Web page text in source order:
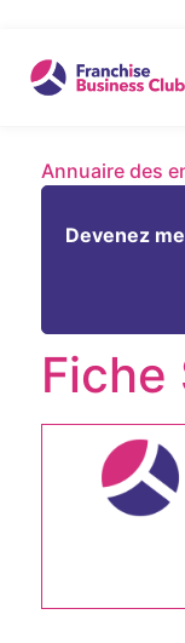
Annuaire des
Devenez
Fiche